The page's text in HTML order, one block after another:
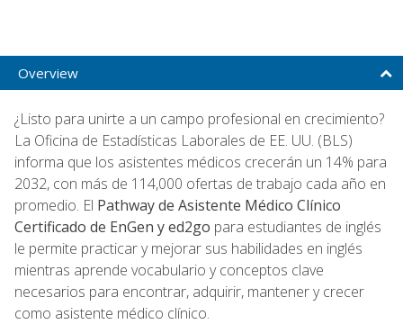
Overview
¿Listo para unirte a un campo profesional en crecimiento?
La Oficina de Estadísticas Laborales de EE. UU. (BLS)
informa que los asistentes médicos crecerán un 14% para
2032, con más de 114,000 ofertas de trabajo cada año en
promedio. El Pathway de Asistente Médico Clínico
Certificado de EnGen y ed2go para estudiantes de inglés
le permite practicar y mejorar sus habilidades en inglés
mientras aprende vocabulario y conceptos clave
necesarios para encontrar, adquirir, mantener y crecer
como asistente médico clínico.